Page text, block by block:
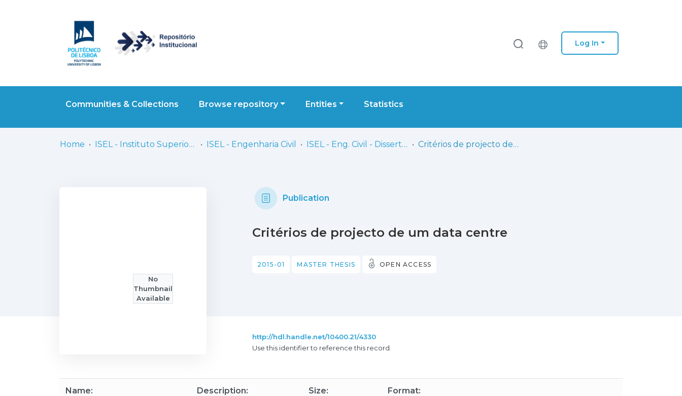
Log In
Communities & Collections Browse repository Entities Statistics
Home ISEL - Instituto Superior de Engenharia de Lisboa ISEL - Engenharia Civil ISEL - Eng. Civil - Dissertações de Mestrado Critérios de projecto de um data centre
No
Thumbnail
Available
Publication
Critérios de projecto de um data centre
2015-01 MASTER THESIS OPEN ACCESS
http://hdl.handle.net/10400.21/4330
Use this identifier to reference this record.
Name: Description: Size: Format: